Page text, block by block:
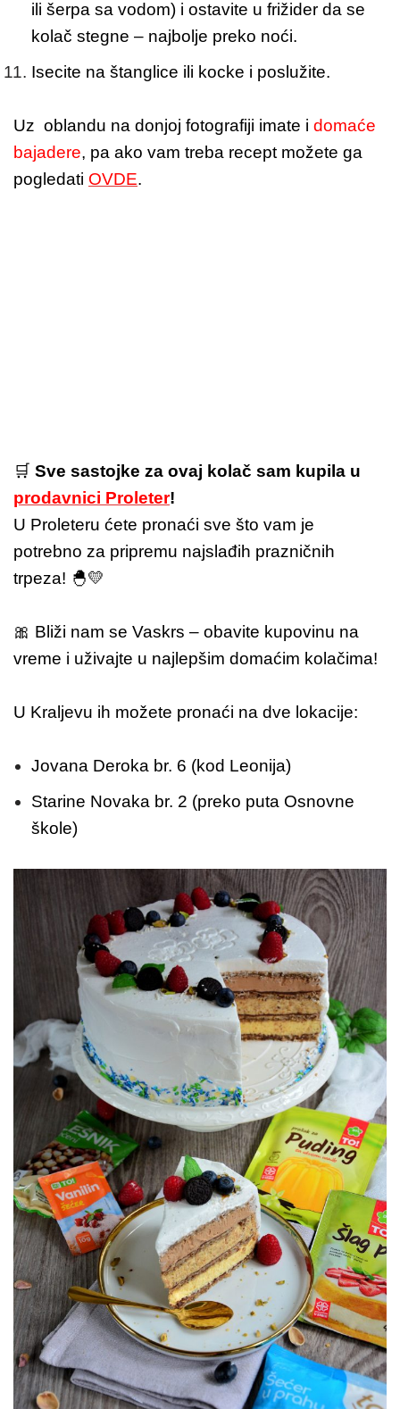
ili šerpa sa vodom) i ostavite u frižider da se
kolač stegne – najbolje preko noći.
Isecite na štanglice ili kocke i poslužite.
Uz oblandu na donjoj fotografiji imate i domaće
bajadere, pa ako vam treba recept možete ga
pogledati OVDE.
🛒 Sve sastojke za ovaj kolač sam kupila u
prodavnici Proleter!
U Proleteru ćete pronaći sve što vam je
potrebno za pripremu najslađih prazničnih
trpeza! 🐣💛
🎀 Bliži nam se Vaskrs – obavite kupovinu na
vreme i uživajte u najlepšim domaćim kolačima!
U Kraljevu ih možete pronaći na dve lokacije:
Jovana Deroka br. 6 (kod Leonija)
Starine Novaka br. 2 (preko puta Osnovne
škole)